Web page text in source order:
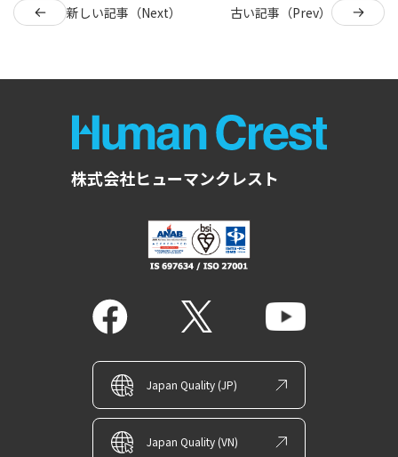
新しい記事（Next） 古い記事（Prev）
株式会社ヒューマンクレスト
Japan Quality (JP)
Japan Quality (VN)